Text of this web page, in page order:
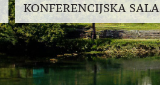
KONFERENCIJSKASALA